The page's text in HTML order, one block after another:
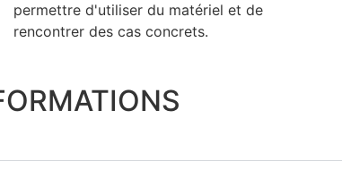
permettre d'utiliser du matériel et de
rencontrer des cas concrets.